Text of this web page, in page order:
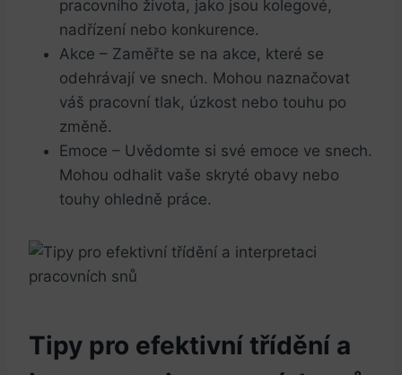
pracovního života, jako jsou kolegové,
nadřízení nebo konkurence.
Akce – Zaměřte se na akce, které se
odehrávají ve snech. Mohou naznačovat
váš pracovní tlak, úzkost nebo touhu po
změně.
Emoce – Uvědomte si své emoce ve snech.
Mohou odhalit vaše skryté obavy nebo
touhy ohledně práce.
Tipy pro efektivní třídění a